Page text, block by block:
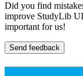
Did you find
improve StudyLib
important for us!
Send feedback